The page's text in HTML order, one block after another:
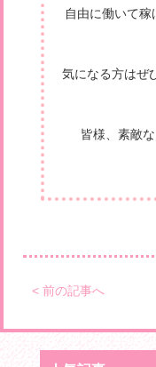
自由に働いて
気になる方はぜ
皆様、素敵
< 前の記事へ